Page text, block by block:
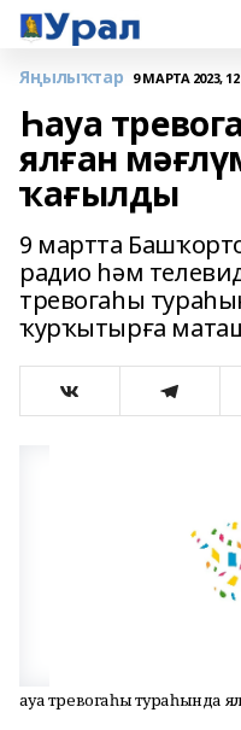
Яңылыҡтар 9 МАРТА 2023,
Һауа
ялған
ҡағылды
9 мартта
радио һәм
тревогаһы
ҡурҡытырға
Һауа тревогаһы тураһында